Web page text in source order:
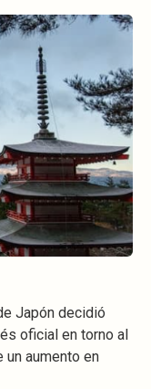
Japón decidió
oficial en torno al
aumento en